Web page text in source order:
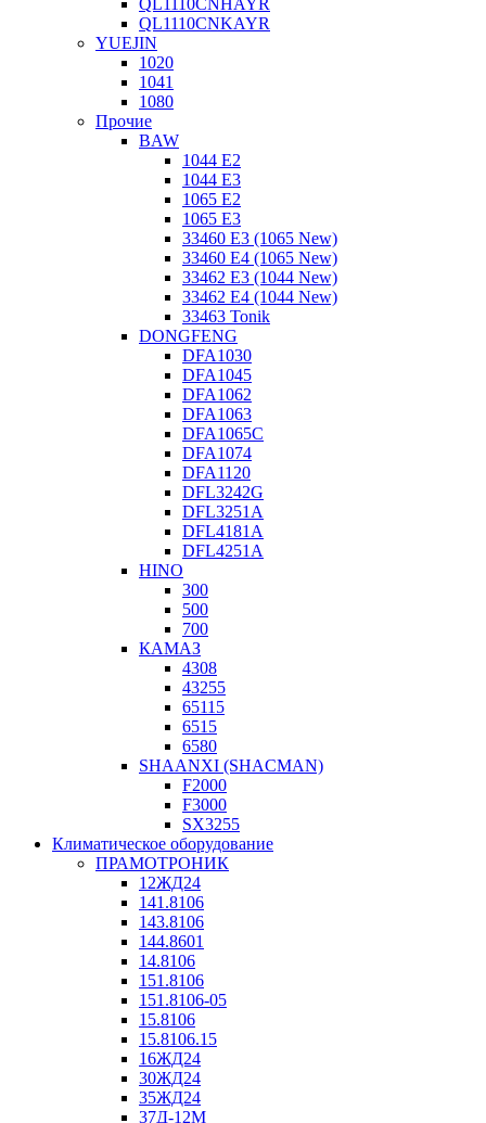
QL1110CNHAYR
QL1110CNKAYR
YUEJIN
1020
1041
1080
Прочие
BAW
1044 E2
1044 E3
1065 E2
1065 E3
33460 E3 (1065 New)
33460 E4 (1065 New)
33462 E3 (1044 New)
33462 E4 (1044 New)
33463 Tonik
DONGFENG
DFA1030
DFA1045
DFA1062
DFA1063
DFA1065C
DFA1074
DFA1120
DFL3242G
DFL3251A
DFL4181A
DFL4251A
HINO
300
500
700
КАМАЗ
4308
43255
65115
6515
6580
SHAANXI (SHACMAN)
F2000
F3000
SX3255
Климатическое оборудование
ПРАМОТРОНИК
12ЖД24
141.8106
143.8106
144.8601
14.8106
151.8106
151.8106-05
15.8106
15.8106.15
16ЖД24
30ЖД24
35ЖД24
37Д-12М